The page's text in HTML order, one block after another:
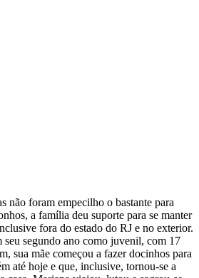
não foram empecilho o bastante para
a família deu suporte para se manter
fora do estado do RJ e no exterior.
segundo ano como juvenil, com 17
sua mãe começou a fazer docinhos para
até hoje e que, inclusive, tornou-se a